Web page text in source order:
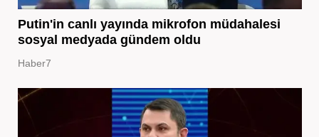
Putin'in canlı yayında mikrofon müdahalesi
sosyal medyada gündem oldu
Haber7